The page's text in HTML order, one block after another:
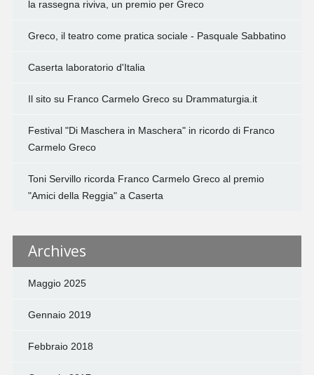
la rassegna riviva, un premio per Greco
Greco, il teatro come pratica sociale - Pasquale Sabbatino
Caserta laboratorio d'Italia
Il sito su Franco Carmelo Greco su Drammaturgia.it
Festival "Di Maschera in Maschera" in ricordo di Franco
Carmelo Greco
Toni Servillo ricorda Franco Carmelo Greco al premio
"Amici della Reggia" a Caserta
Archives
Maggio 2025
Gennaio 2019
Febbraio 2018